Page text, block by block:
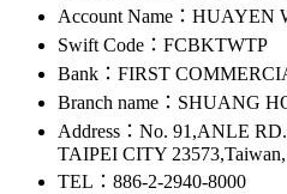
Account Name：HUAYEN
Swift Code：FCBKTWTP
Bank：FIRST
Branch name：SHUANG
Address：No. 91,ANLE
TAIPEI CITY
TEL：886-2-2940-8000